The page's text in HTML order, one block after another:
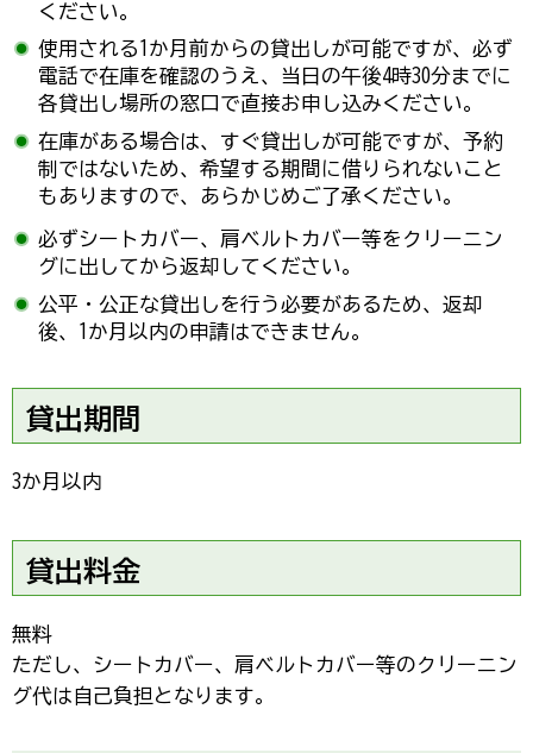
ください。
使用される1か月前からの貸出しが可能ですが、必ず
電話で在庫を確認のうえ、当日の午後4時30分までに
各貸出し場所の窓口で直接お申し込みください。
在庫がある場合は、すぐ貸出しが可能ですが、予約
制ではないため、希望する期間に借りられないこと
もありますので、あらかじめご了承ください。
必ずシートカバー、肩ベルトカバー等をクリーニン
グに出してから返却してください。
公平・公正な貸出しを行う必要があるため、返却
後、1か月以内の申請はできません。
貸出期間
3か月以内
貸出料金
無料
ただし、シートカバー、肩ベルトカバー等のクリーニン
グ代は自己負担となります。